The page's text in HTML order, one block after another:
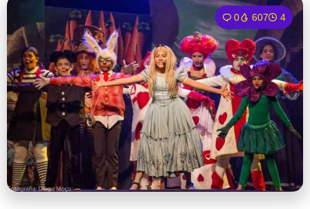
0 607 4